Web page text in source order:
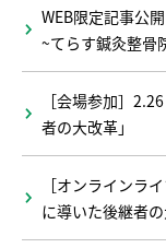
WEB限定記事公
~てらす鍼灸整骨
［会場参加］
者の大改革」
［オンラインラ
に導いた後継者の